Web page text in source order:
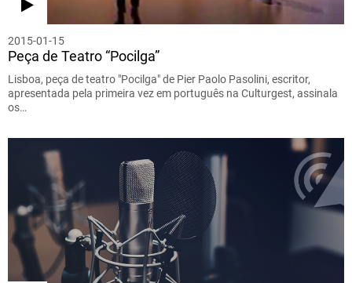
2015-01-15
Peça de Teatro “Pocilga”
Lisboa, peça de teatro "Pocilga" de Pier Paolo Pasolini, escritor,
apresentada pela primeira vez em português na Culturgest, assinala
os…